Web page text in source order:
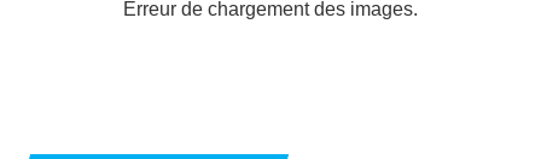
Erreur de chargement des images.